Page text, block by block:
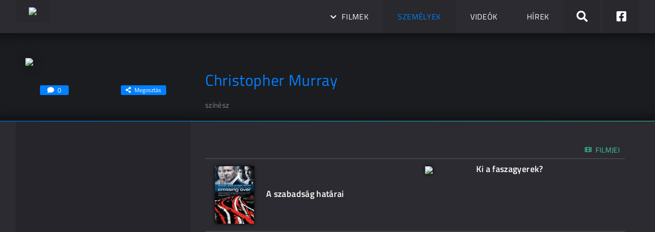
FILMEK SZEMÉLYEK VIDEÓK HÍREK
Christopher Murray
színész
0 Megosztás
FILMJEI
A szabadság határai
Ki a faszagyerek?